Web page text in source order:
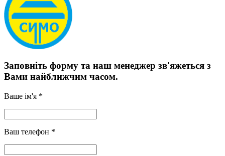
Заповніть форму та наш менеджер зв'яжеться з
Вами найближчим часом.
Ваше ім'я *
Ваш телефон *